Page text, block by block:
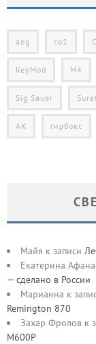
aeg co2
KeyMod M4
Sig Sauer
АК гирбокс
Майя к записи
Екатерина
— сделано в России
Марианна к
Remington 870
Захар Фролов к
M600P